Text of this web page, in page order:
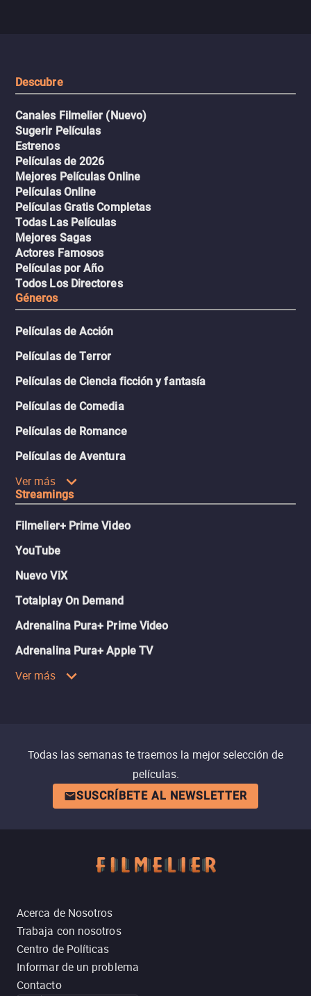
Descubre
Canales Filmelier (Nuevo)
Sugerir Películas
Estrenos
Películas de 2026
Mejores Películas Online
Películas Online
Películas Gratis Completas
Todas Las Películas
Mejores Sagas
Actores Famosos
Películas por Año
Todos Los Directores
Géneros
Películas de Acción
Películas de Terror
Películas de Ciencia ficción y fantasía
Películas de Comedia
Películas de Romance
Películas de Aventura
Ver más
Streamings
Filmelier+ Prime Video
YouTube
Nuevo ViX
Totalplay On Demand
Adrenalina Pura+ Prime Video
Adrenalina Pura+ Apple TV
Ver más
Todas las semanas te traemos la mejor selección de
películas.
SUSCRÍBETE AL NEWSLETTER
Acerca de Nosotros
Trabaja con nosotros
Centro de Políticas
Informar de un problema
Contacto